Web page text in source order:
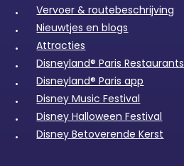
Vervoer & routebeschrijving
Nieuwtjes en blogs
Attracties
Disneyland® Paris Restaurants
Disneyland® Paris app
Disney Music Festival
Disney Halloween Festival
Disney Betoverende Kerst